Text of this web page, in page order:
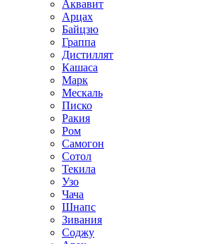
Аквавит
Арцах
Байцзю
Граппа
Дистиллят
Кашаса
Марк
Мескаль
Писко
Ракия
Ром
Самогон
Сотол
Текила
Узо
Чача
Шнапс
Зивания
Соджу